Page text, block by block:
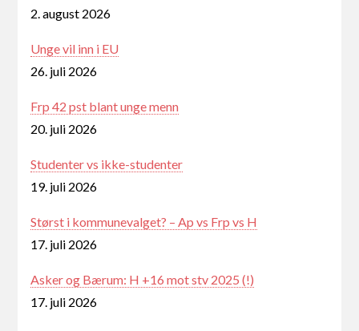
2. august 2026
Unge vil inn i EU
26. juli 2026
Frp 42 pst blant unge menn
20. juli 2026
Studenter vs ikke-studenter
19. juli 2026
Størst i kommunevalget? – Ap vs Frp vs H
17. juli 2026
Asker og Bærum: H +16 mot stv 2025 (!)
17. juli 2026